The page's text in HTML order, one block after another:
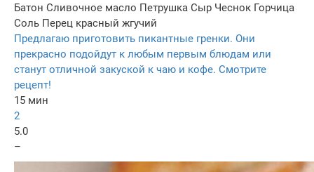
Батон Сливочное масло Петрушка Сыр Чеснок Горчица
Соль Перец красный жгучий
Предлагаю приготовить пикантные гренки. Они
прекрасно подойдут к любым первым блюдам или
станут отличной закуской к чаю и кофе. Смотрите
рецепт!
15 мин
2
5.0
–